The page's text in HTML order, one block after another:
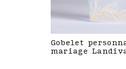
Gobelet
mariage